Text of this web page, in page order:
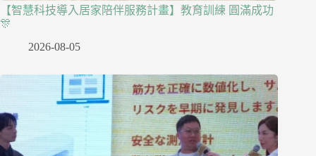
【智慧科技導入居家陪伴服務計畫】教育訓練 圓滿成功
🎊
2026-08-05